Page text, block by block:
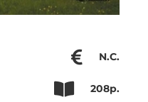
N.C.
208p.